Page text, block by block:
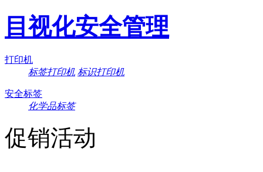
目视化安全管理
打印机
标签打印机 标识打印机
安全标签
化学品标签
促销活动